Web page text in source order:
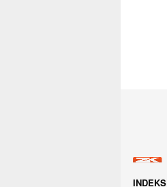
INDEKS